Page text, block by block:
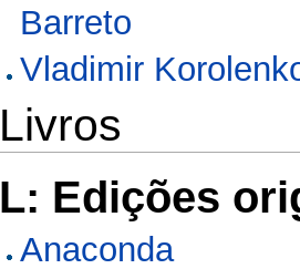
Barreto
Vladimir
Livros
L: Edições
Anaconda